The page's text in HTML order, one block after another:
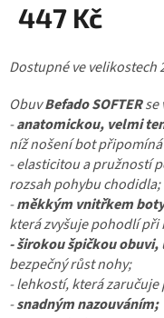
447 Kč
cena:
Dostupné ve velikostech
ObuvBefado SOFTERse
-anatomickou, velmi
níž nošení bot
- elasticitou a pružností
rozsah pohybu chodidla;
-měkkým vnitřkem
která zvyšuje pohodlí při
- širokou špičkou obuvi,
bezpečný růst nohy;
- lehkostí, která
-snadným nazouváním;